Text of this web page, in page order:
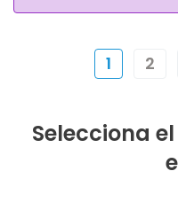
1 2
Selecciona